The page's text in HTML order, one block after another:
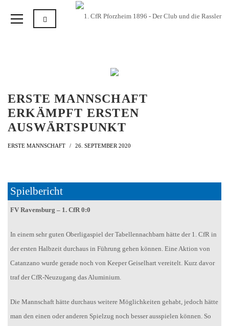
ERSTE MANNSCHAFT
ERKÄMPFT ERSTEN
AUSWÄRTSPUNKT
ERSTE MANNSCHAFT 26. SEPTEMBER 2020
Spielbericht
FV Ravensburg – 1. CfR 0:0
In einem sehr guten Oberligaspiel der Tabellennachbarn hätte der 1. CfR in
der ersten Halbzeit durchaus in Führung gehen können. Eine Aktion von
Catanzano wurde gerade noch von Keeper Geiselhart vereitelt. Kurz davor
traf der CfR-Neuzugang das Aluminium.
Die Mannschaft hätte durchaus weitere Möglichkeiten gehabt, jedoch hätte
man den einen oder anderen Spielzug noch besser ausspielen können. So